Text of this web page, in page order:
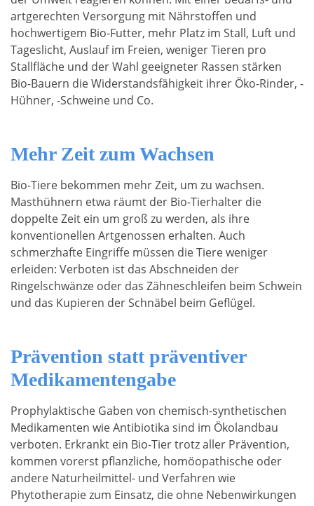
artgerechten Versorgung mit Nährstoffen und
hochwertigem Bio-Futter, mehr Platz im Stall, Luft und
Tageslicht, Auslauf im Freien, weniger Tieren pro
Stallfläche und der Wahl geeigneter Rassen stärken
Bio-Bauern die Widerstandsfähigkeit ihrer Öko-Rinder, -
Hühner, -Schweine und Co.
Mehr Zeit zum Wachsen
Bio-Tiere bekommen mehr Zeit, um zu wachsen.
Masthühnern etwa räumt der Bio-Tierhalter die
doppelte Zeit ein um groß zu werden, als ihre
konventionellen Artgenossen erhalten. Auch
schmerzhafte Eingriffe müssen die Tiere weniger
erleiden: Verboten ist das Abschneiden der
Ringelschwänze oder das Zähneschleifen beim Schwein
und das Kupieren der Schnäbel beim Geflügel.
Prävention statt präventiver
Medikamentengabe
Prophylaktische Gaben von chemisch-synthetischen
Medikamenten wie Antibiotika sind im Ökolandbau
verboten. Erkrankt ein Bio-Tier trotz aller Prävention,
kommen vorerst pflanzliche, homöopathische oder
andere Naturheilmittel- und Verfahren wie
Phytotherapie zum Einsatz, die ohne Nebenwirkungen